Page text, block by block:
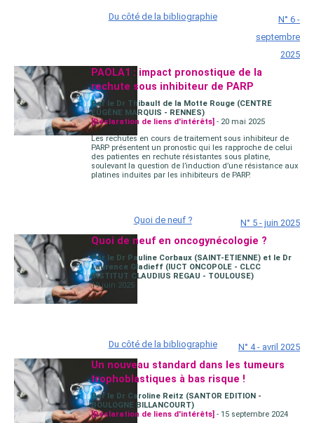
Du côté de la bibliographie
N° 6 -
septembre
2025
PAOLA1 : impact pronostique de la
rechute sous inhibiteur de PARP
Par le Dr Thibault de la Motte Rouge (CENTRE
EUGÈNE MARQUIS - RENNES)
[Déclaration de liens d'intérêts]- 20 mai 2025
Les rechutes en cours de traitement sous inhibiteur de
PARP présentent un pronostic qui les rapproche de celui
des patientes en rechute résistantes sous platine,
soulevant la question de l’induction d’une résistance aux
platines induites par les inhibiteurs de PARP.
Quoi de neuf ? N° 5 - juin 2025
Quoi de neuf en oncogynécologie ?
Par le Dr Pauline Corbaux (SAINT-ETIENNE) et le Dr
Laurence Gladieff (IUCT ONCOPOLE - CLCC
INSTITUT CLAUDIUS REGAU - TOULOUSE)
19 juin 2025
Du côté de la bibliographie N° 4 - avril 2025
Un nouveau standard dans les tumeurs
trophoblastiques à bas risque !
Par le Dr Caroline Reitz (SANTOR EDITION -
BOULOGNE BILLANCOURT)
[Déclaration de liens d'intérêts]- 15 septembre 2024